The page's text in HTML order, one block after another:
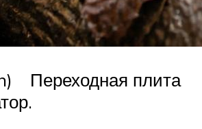
Переходная плита